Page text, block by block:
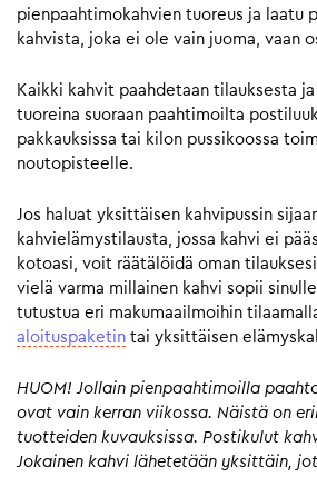
pienpaahtimokahvien tuoreus ja laatu
kahvista, joka ei ole vain juoma, vaan
Kaikki kahvit paahdetaan tilauksesta
tuoreina suoraan paahtimoilta
pakkauksissa tai kilon pussikoossa
noutopisteelle.
Jos haluat yksittäisen kahvipussin
kahvielämystilausta, jossa kahvi ei
kotoasi, voit räätälöidä oman tilauksesi
vielä varma millainen kahvi sopii
tutustua eri makumaailmoihin tilaamalla
aloituspaketin tai yksittäisen
HUOM! Jollain pienpaahtimoilla
ovat vain kerran viikossa. Näistä on
tuotteiden kuvauksissa. Postikulut
Jokainen kahvi lähetetään yksittäin,